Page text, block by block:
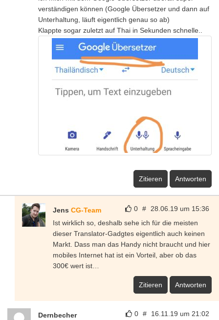
verständigen können (Google Übersetzer und dann auf
Unterhaltung, läuft eigentlich genau so ab)
Klappte sogar zuletzt auf Thai in Sekunden schnelle..
Zitieren Antworten
0 # 28.06.19 um 15:36
Jens CG-Team
Ist wirklich so, deshalb sehe ich für die meisten
dieser Translator-Gadgtes eigentlich auch keinen
Markt. Dass man das Handy nicht braucht und hier
mobiles Internet hat ist ein Vorteil, aber ob das
300€ wert ist…
Zitieren Antworten
0 # 16.11.19 um 21:02
Dernbecher